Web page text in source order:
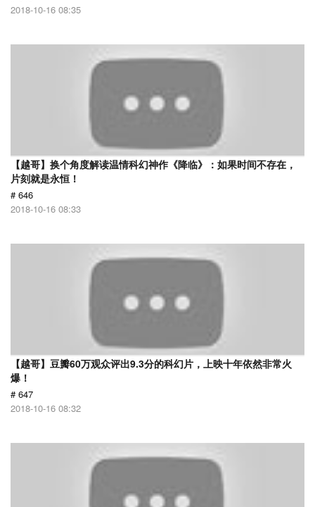
2018-10-16 08:35
【越哥】换个角度解读温情科幻神作《降临》：如果时间不存在，
片刻就是永恒！
# 646
2018-10-16 08:33
【越哥】豆瓣60万观众评出9.3分的科幻片，上映十年依然非常火
爆！
# 647
2018-10-16 08:32